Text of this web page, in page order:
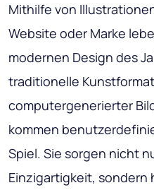
Mithilfe von
Website oder Marke
modernen Design des
traditionelle
computergenerierter
kommen
Spiel. Sie sorgen nicht
Einzigartigkeit, sondern